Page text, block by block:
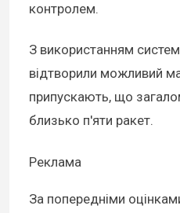
контролем.
З використанням
відтворили можливий
припускають, що
близько п'яти ракет.
Реклама
За попередніми